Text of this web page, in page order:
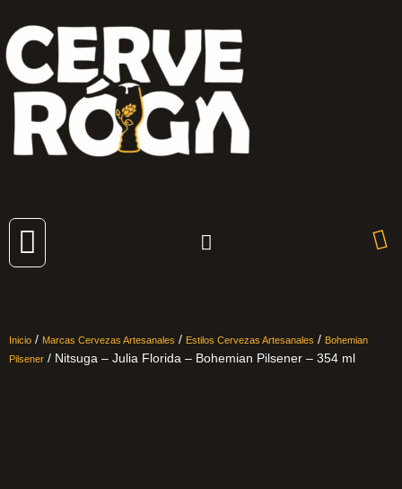
Inicio / Marcas Cervezas Artesanales / Estilos Cervezas Artesanales / Bohemian
Pilsener / Nitsuga – Julia Florida – Bohemian Pilsener – 354 ml